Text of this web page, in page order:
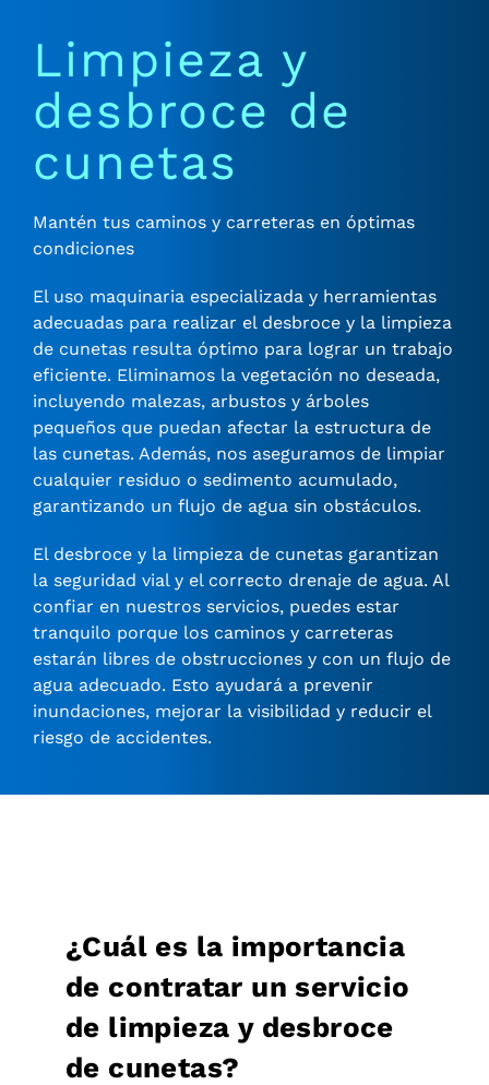
Limpieza y
desbroce de
cunetas
Mantén tus caminos y carreteras en óptimas
condiciones
El uso maquinaria especializada y herramientas
adecuadas para realizar el desbroce y la limpieza
de cunetas resulta óptimo para lograr un trabajo
eficiente. Eliminamos la vegetación no deseada,
incluyendo malezas, arbustos y árboles
pequeños que puedan afectar la estructura de
las cunetas. Además, nos aseguramos de limpiar
cualquier residuo o sedimento acumulado,
garantizando un flujo de agua sin obstáculos.
El desbroce y la limpieza de cunetas garantizan
la seguridad vial y el correcto drenaje de agua. Al
confiar en nuestros servicios, puedes estar
tranquilo porque los caminos y carreteras
estarán libres de obstrucciones y con un flujo de
agua adecuado. Esto ayudará a prevenir
inundaciones, mejorar la visibilidad y reducir el
riesgo de accidentes.
¿Cuál es la importancia
de contratar un servicio
de limpieza y desbroce
de cunetas?